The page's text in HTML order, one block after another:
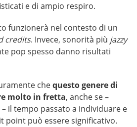
e di ampio respiro.
funzionerà nel contesto di un
credits. Invece, sonorità più jazzy
pop spesso danno risultati
chequesto genere di
molto in fretta, anche se –
il tempo passato a individuare e
point può essere significativo.